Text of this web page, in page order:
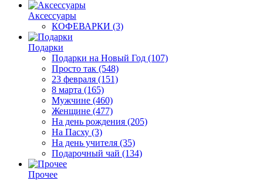
Аксессуары
КОФЕВАРКИ (3)
Подарки
Подарки на Новый Год (107)
Просто так (548)
23 февраля (151)
8 марта (165)
Мужчине (460)
Женщине (477)
На день рождения (205)
На Пасху (3)
На день учителя (35)
Подарочный чай (134)
Прочее